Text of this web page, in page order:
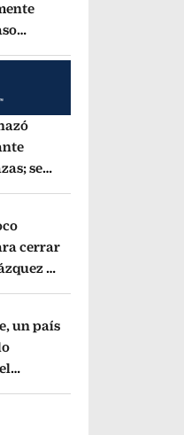
se
cerrar
se
un país